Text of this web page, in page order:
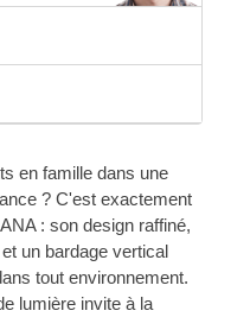
en famille dans une
? C'est exactement
: son design raffiné,
un bardage vertical
tout environnement.
lumière invite à la